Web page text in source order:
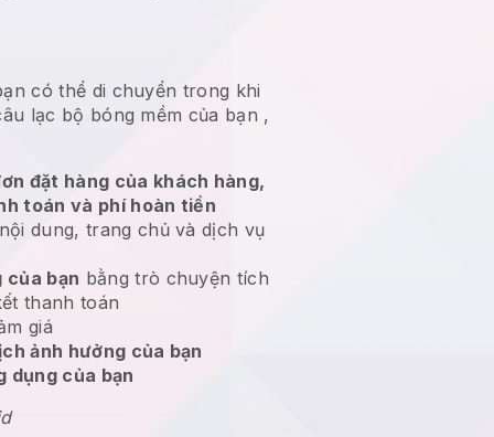
có thể di chuyển trong khi
lạc bộ bóng mềm của bạn ,
đặt hàng của khách hàng,
toán và phí hoàn tiền
dung, trang chủ và dịch vụ
của bạn bằng trò chuyện tích
thanh toán
giá
ảnh hưởng của bạn
dụng của bạn